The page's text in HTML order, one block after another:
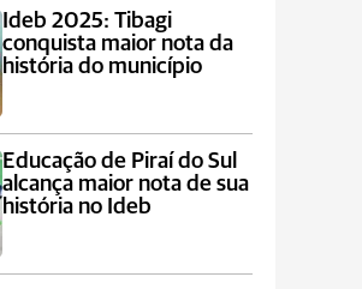
Ideb 2025: Tibagi
conquista maior nota da
história do município
Educação de Piraí do Sul
alcança maior nota de sua
história no Ideb